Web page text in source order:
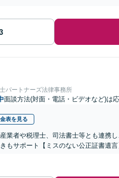
パートナーズ法律事務所
面談方法(対面・電話・ビデオなど)は
表を見る
業者や税理士、司法書士等とも連携
もサポート【ミスのない公正証書遺